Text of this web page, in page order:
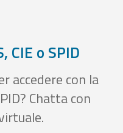
CIE o SPID
accedere con la
Chatta con